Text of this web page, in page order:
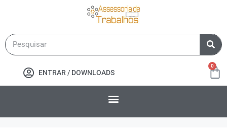
ENTRAR / DOWNLOADS
0